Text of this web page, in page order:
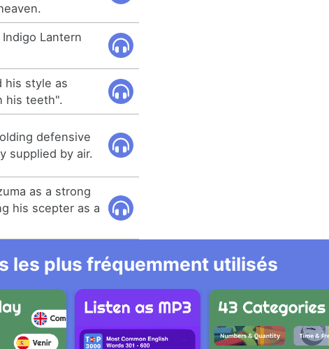
Lantern
his style as
his teeth".
defensive
supplied by air.
as a strong
his scepter as a
les plus fréquemment utilisés